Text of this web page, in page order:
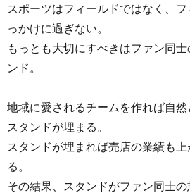
スポーツはフィールドではなく、
っかけに過ぎない。
もっとも大切にすべきはファン同
ンド。
地域に愛されるチームを作れば自然
スタンドが埋まる。
スタンドが埋まれば売店の業績も
る。
その結果、スタンドがファン同士